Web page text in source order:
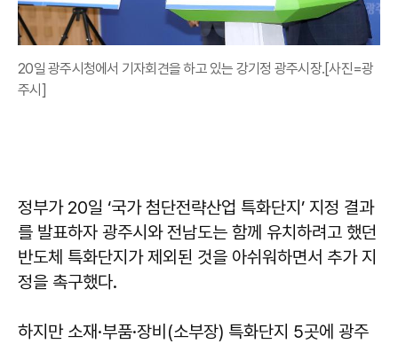
20일 광주시청에서 기자회견을 하고 있는 강기정 광주시장.[사진=광
주시]
정부가 20일 ‘국가 첨단전략산업 특화단지’ 지정 결과
를 발표하자 광주시와 전남도는 함께 유치하려고 했던
반도체 특화단지가 제외된 것을 아쉬워하면서 추가 지
정을 촉구했다.
하지만 소재·부품·장비(소부장) 특화단지 5곳에 광주